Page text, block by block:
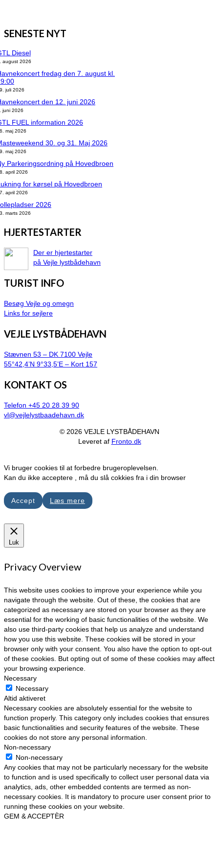
SENESTE NYT
Diesel
august 2026
fredag den 7. august kl.
juli 2026
den 12. juni 2026
juni 2026
FUEL information 2026
maj 2026
30. og 31. Maj 2026
maj 2026
Parkeringsordning på Hovedbroen
april 2026
for kørsel på Hovedbroen
april 2026
2026
marts 2026
HJERTESTARTER
Der er hjertestarter
på Vejle lystbådehavn
TURIST INFO
Besøg Vejle og omegn
Links for sejlere
VEJLE LYSTBÅDEHAVN
Stævnen 53 – DK 7100 Vejle
55°42,4’N 9°33,5’E – Kort 157
KONTAKT OS
Telefon +45 20 28 39 90
vl@vejlelystbaadehavn.dk
© 2026 VEJLE LYSTBÅDEHAVN
Leveret af Fronto.dk
Vi bruger cookies til at forbedre brugeroplevelsen.
Kan du ikke acceptere , må du slå cokkies fra i din browser
Accept Læs mere
Luk
Privacy Overview
This website uses cookies to improve your experience while you
navigate through the website. Out of these, the cookies that are
categorized as necessary are stored on your browser as they are
essential for the working of basic functionalities of the website. We
also use third-party cookies that help us analyze and understand
how you use this website. These cookies will be stored in your
browser only with your consent. You also have the option to opt-out
of these cookies. But opting out of some of these cookies may affect
your browsing experience.
Necessary
Necessary
Altid aktiveret
Necessary cookies are absolutely essential for the website to
function properly. This category only includes cookies that ensures
basic functionalities and security features of the website. These
cookies do not store any personal information.
Non-necessary
Non-necessary
Any cookies that may not be particularly necessary for the website
to function and is used specifically to collect user personal data via
analytics, ads, other embedded contents are termed as non-
necessary cookies. It is mandatory to procure user consent prior to
running these cookies on your website.
GEM & ACCEPTÈR